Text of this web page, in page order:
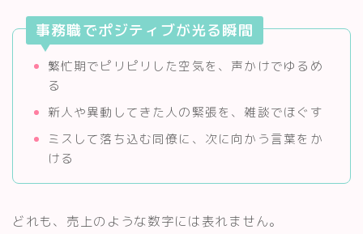
事務職でポジティブが光る瞬間
繁忙期でピリピリした空気を、声かけでゆるめ
る
新人や異動してきた人の緊張を、雑談でほぐす
ミスして落ち込む同僚に、次に向かう言葉をか
ける
どれも、売上のような数字には表れません。